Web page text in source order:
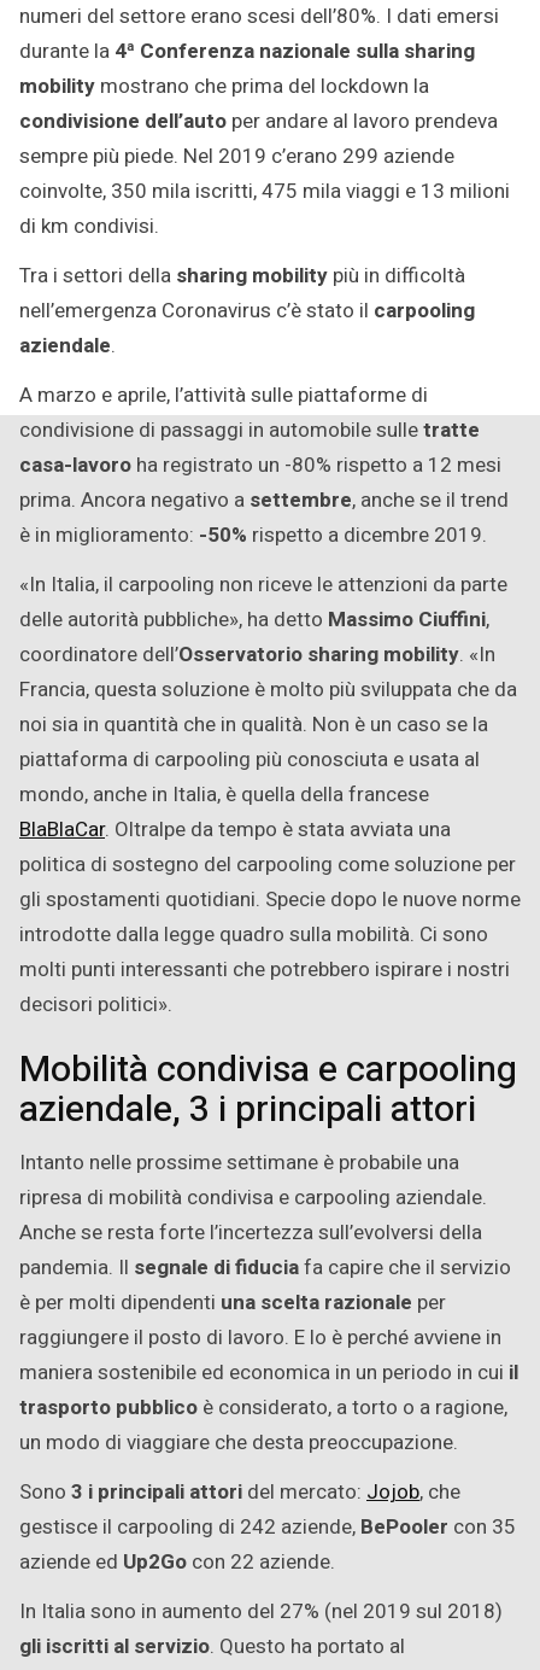
numeri del settore erano scesi dell’80%. I dati emersi
durante la 4ª Conferenza nazionale sulla sharing
mobility mostrano che prima del lockdown la
condivisione dell’auto per andare al lavoro prendeva
sempre più piede. Nel 2019 c’erano 299 aziende
coinvolte, 350 mila iscritti, 475 mila viaggi e 13 milioni
di km condivisi.
Tra i settori della sharing mobility più in difficoltà
nell’emergenza Coronavirus c’è stato il carpooling
aziendale.
A marzo e aprile, l’attività sulle piattaforme di
condivisione di passaggi in automobile sulletratte
casa-lavoro ha registrato un -80% rispetto a 12 mesi
prima. Ancora negativo a settembre, anche se il trend
è in miglioramento: -50% rispetto a dicembre 2019.
«In Italia, il carpooling non riceve le attenzioni da parte
delle autorità pubbliche», ha detto Massimo Ciuffini,
coordinatore dell’Osservatorio sharing mobility. «In
Francia, questa soluzione è molto più sviluppata che da
noi sia in quantità che in qualità. Non è un caso se la
piattaforma di carpooling più conosciuta e usata al
mondo, anche in Italia, è quella della francese
BlaBlaCar. Oltralpe da tempo è stata avviata una
politica di sostegno del carpooling come soluzione per
gli spostamenti quotidiani. Specie dopo le nuove norme
introdotte dalla legge quadro sulla mobilità. Ci sono
molti punti interessanti che potrebbero ispirare i nostri
decisori politici».
Mobilità condivisa e carpooling
aziendale, 3 i principali attori
Intanto nelle prossime settimane è probabile una
ripresa di mobilità condivisa e carpooling aziendale.
Anche se resta forte l’incertezza sull’evolversi della
pandemia. Il segnale di fiduciafa capire che il servizio
è per molti dipendenti una scelta razionale per
raggiungere il posto di lavoro. E lo è perché avviene in
maniera sostenibile ed economica in un periodo in cui il
trasporto pubblico è considerato, a torto o a ragione,
un modo di viaggiare che desta preoccupazione.
Sono 3 i principali attori del mercato: Jojob, che
gestisce il carpooling di 242 aziende, BePooler con 35
aziende ed Up2Go con 22 aziende.
In Italia sono in aumento del 27% (nel 2019 sul 2018)
gli iscritti al servizio. Questo ha portato al